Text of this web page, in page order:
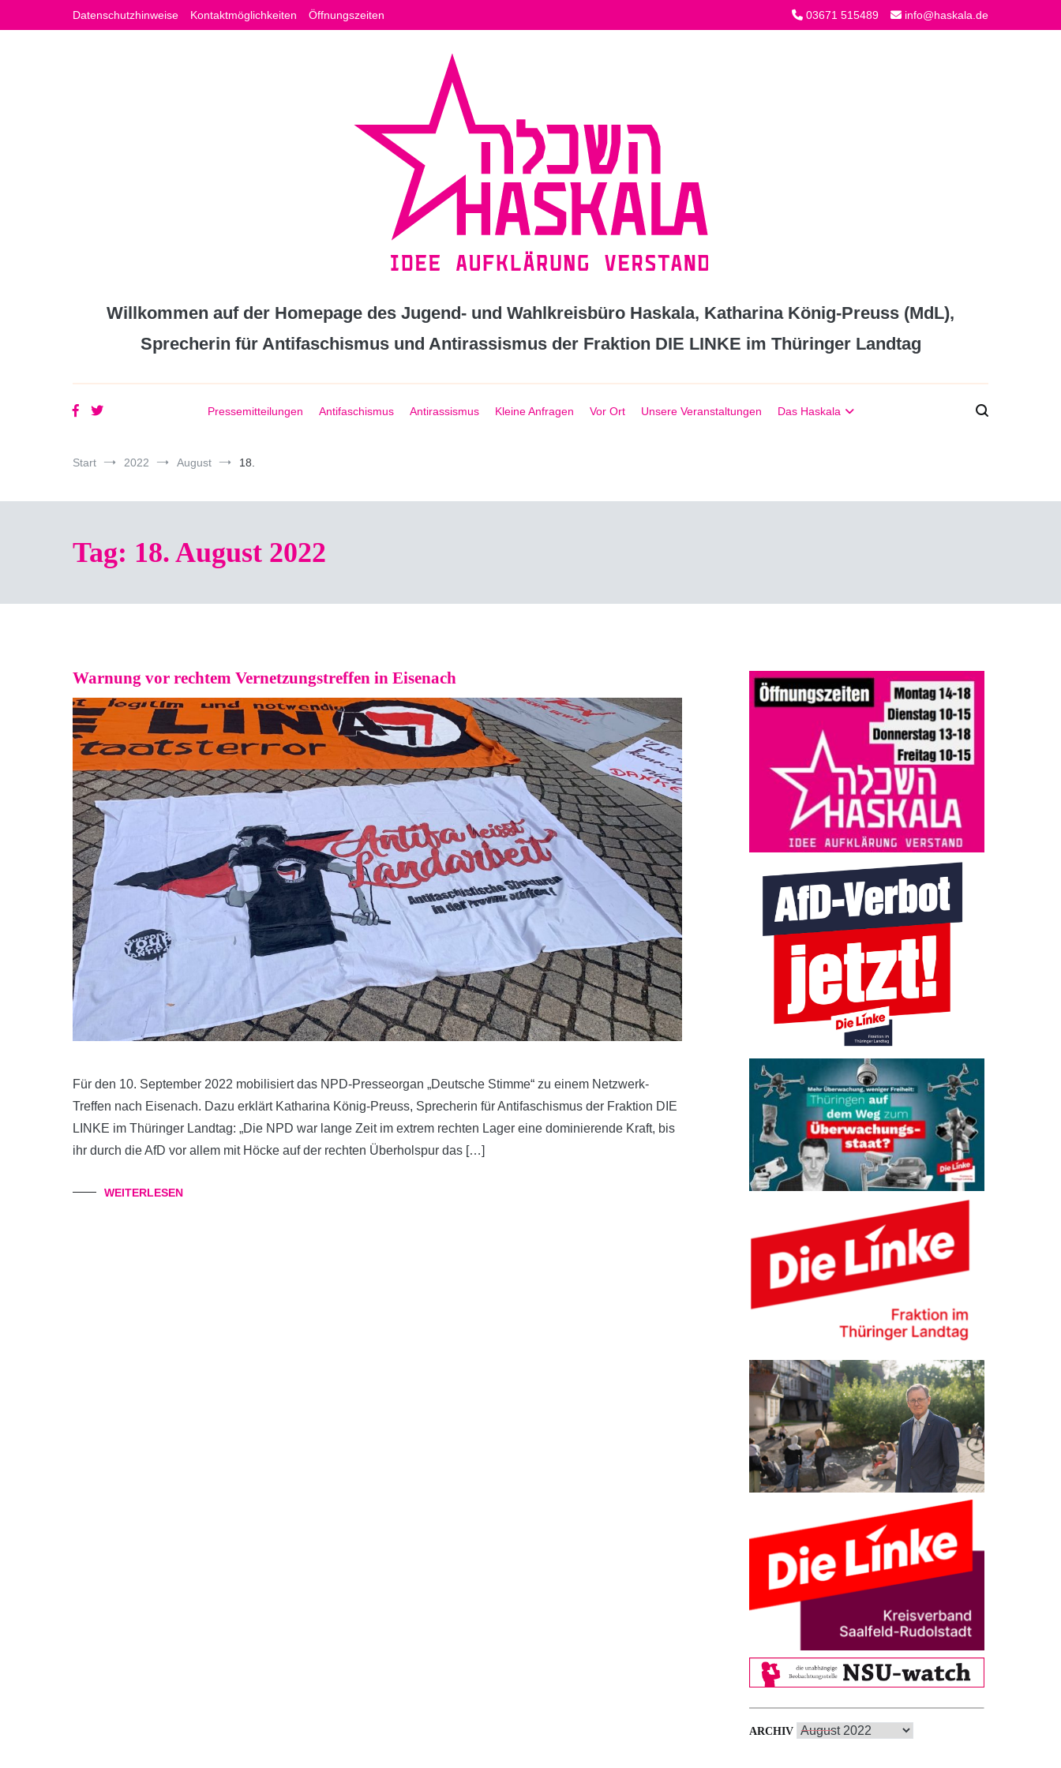
springen
Datenschutzhinweise Kontaktmöglichkeiten Öffnungszeiten 03671 515489 info@haskala.de
Willkommen auf der Homepage des Jugend- und Wahlkreisbüro Haskala, Katharina König-Preuss (MdL),
Sprecherin für Antifaschismus und Antirassismus der Fraktion DIE LINKE im Thüringer Landtag
Pressemitteilungen Antifaschismus Antirassismus Kleine Anfragen Vor Ort Unsere Veranstaltungen Das Haskala
Start 2022 August 18.
Tag: 18. August 2022
Warnung vor rechtem Vernetzungstreffen in Eisenach
Für den 10. September 2022 mobilisiert das NPD-Presseorgan „Deutsche Stimme“ zu einem Netzwerk-
Treffen nach Eisenach. Dazu erklärt Katharina König-Preuss, Sprecherin für Antifaschismus der Fraktion DIE
LINKE im Thüringer Landtag: „Die NPD war lange Zeit im extrem rechten Lager eine dominierende Kraft, bis
ihr durch die AfD vor allem mit Höcke auf der rechten Überholspur das […]
WEITERLESEN
ARCHIV Archiv